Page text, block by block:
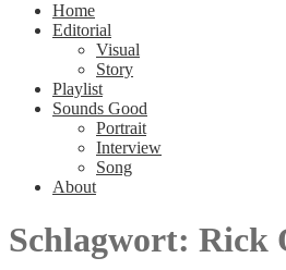
Home
Editorial
Visual
Story
Playlist
Sounds Good
Portrait
Interview
Song
About
Schlagwort: Rick